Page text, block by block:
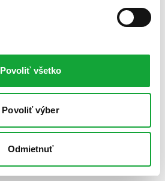
Povoliť všetko
Povoliť výber
Odmietnuť